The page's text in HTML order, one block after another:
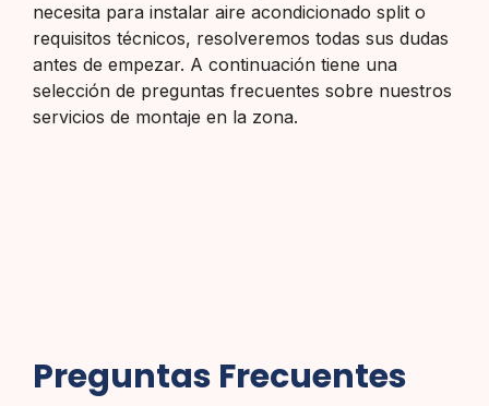
necesita para instalar aire acondicionado split o
requisitos técnicos, resolveremos todas sus dudas
antes de empezar. A continuación tiene una
selección de preguntas frecuentes sobre nuestros
servicios de montaje en la zona.
Preguntas Frecuentes